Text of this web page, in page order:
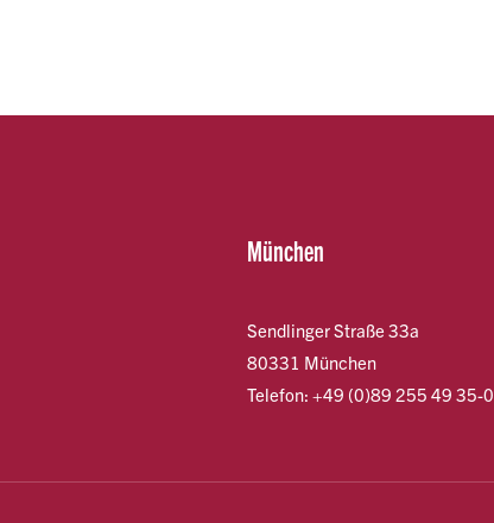
München
Sendlinger Straße 33a
80331 München
Telefon: +49 (0)89 255 49 35-0